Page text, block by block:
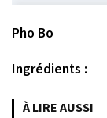
Pho Bo
Ingrédients :
À LIRE AUSSI